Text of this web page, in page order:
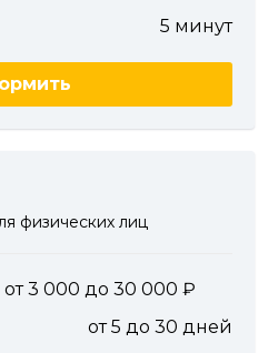
5 минут
физических лиц
от 3 000 до 30 000
от 5 до 30 дней